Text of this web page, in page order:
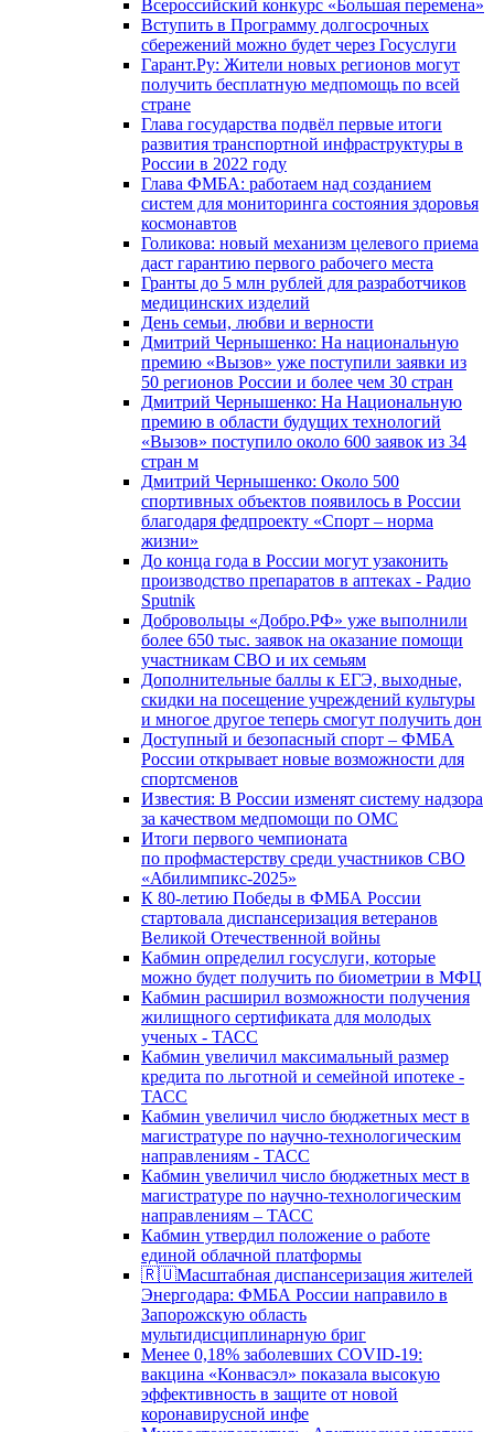
Всероссийский конкурс «Большая перемена»
Вступить в Программу долгосрочных
сбережений можно будет через Госуслуги
Гарант.Ру: Жители новых регионов могут
получить бесплатную медпомощь по всей
стране
Глава государства подвёл первые итоги
развития транспортной инфраструктуры в
России в 2022 году
Глава ФМБА: работаем над созданием
систем для мониторинга состояния здоровья
космонавтов
Голикова: новый механизм целевого приема
даст гарантию первого рабочего места
Гранты до 5 млн рублей для разработчиков
медицинских изделий
День семьи, любви и верности
Дмитрий Чернышенко: На национальную
премию «Вызов» уже поступили заявки из
50 регионов России и более чем 30 стран
Дмитрий Чернышенко: На Национальную
премию в области будущих технологий
«Вызов» поступило около 600 заявок из 34
стран м
Дмитрий Чернышенко: Около 500
спортивных объектов появилось в России
благодаря федпроекту «Спорт – норма
жизни»
До конца года в России могут узаконить
производство препаратов в аптеках - Радио
Sputnik
Добровольцы «Добро.РФ» уже выполнили
более 650 тыс. заявок на оказание помощи
участникам СВО и их семьям
Дополнительные баллы к ЕГЭ, выходные,
скидки на посещение учреждений культуры
и многое другое теперь смогут получить дон
Доступный и безопасный спорт – ФМБА
России открывает новые возможности для
спортсменов
Известия: В России изменят систему надзора
за качеством медпомощи по ОМС
Итоги первого чемпионата
по профмастерству среди участников СВО
«Абилимпикс-2025»
К 80-летию Победы в ФМБА России
стартовала диспансеризация ветеранов
Великой Отечественной войны
Кабмин определил госуслуги, которые
можно будет получить по биометрии в МФЦ
Кабмин расширил возможности получения
жилищного сертификата для молодых
ученых - ТАСС
Кабмин увеличил максимальный размер
кредита по льготной и семейной ипотеке -
ТАСС
Кабмин увеличил число бюджетных мест в
магистратуре по научно-технологическим
направлениям - ТАСС
Кабмин увеличил число бюджетных мест в
магистратуре по научно-технологическим
направлениям – ТАСС
Кабмин утвердил положение о работе
единой облачной платформы
🇷🇺Масштабная диспансеризация жителей
Энергодара: ФМБА России направило в
Запорожскую область
мультидисциплинарную бриг
Менее 0,18% заболевших COVID-19:
вакцина «Конвасэл» показала высокую
эффективность в защите от новой
коронавирусной инфе